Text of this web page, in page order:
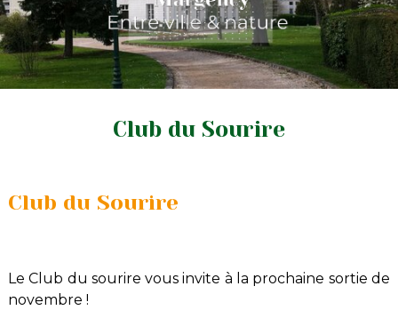
Club du Sourire
Club du Sourire
Le Club du sourire vous invite à la prochaine sortie de
novembre !